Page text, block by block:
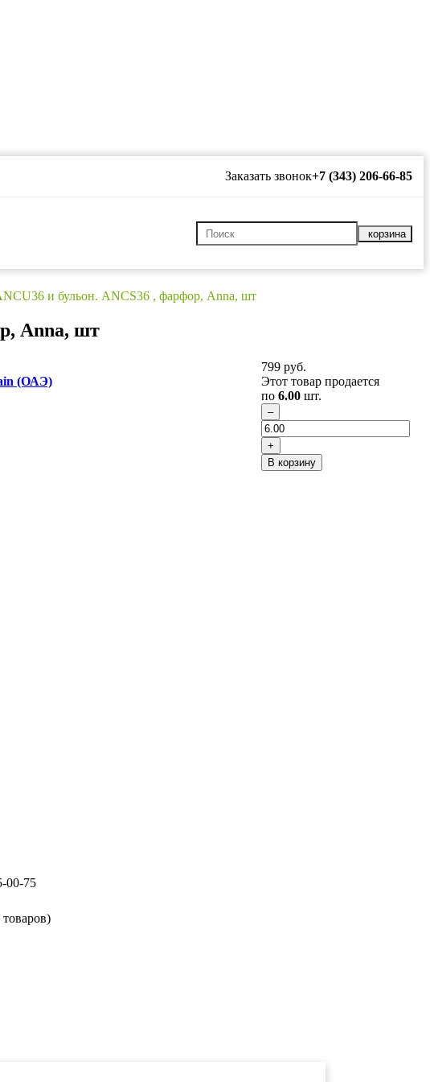
Заказать звонок+7 (343) 206-66-85
корзина
и бульон. ANCS36 , фарфор, Anna, шт
Anna, шт
(ОАЭ)
799 руб.
Этот товар продается
по 6.00 шт.
В корзину
00-75